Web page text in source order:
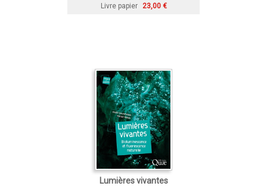
Livre papier 23,00 €
Lumières vivantes